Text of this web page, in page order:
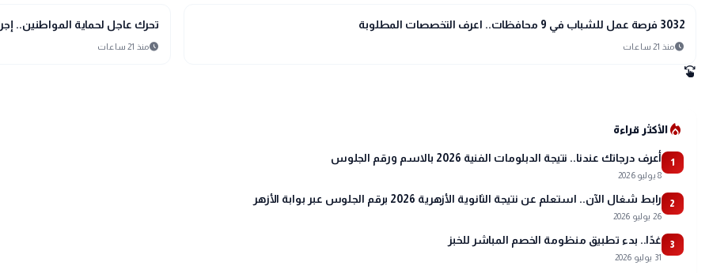
public
الأخبار المحلية
3032 فرصة عمل للشباب في 9 محافظات.. اعرف التخصصات المطلوبة
scheduleمنذ 21 ساعات public
الأخبار المحلية
تحرك عاجل لحماية
scheduleمنذ 21 ساعات
swipe
local_fire_departmentالأكثر قراءة
1 أعرف درجاتك عندنا.. نتيجة الدبلومات الفنية 2026 بالاسم ورقم الجلوس
8 يوليو 2026
2 رابط شغال الآن.. استعلم عن نتيجة الثانوية الأزهرية 2026 برقم الجلوس عبر بوابة الأزهر
26 يوليو 2026
3 غدًا.. بدء تطبيق منظومة الخصم المباشر للخبز
31 يوليو 2026